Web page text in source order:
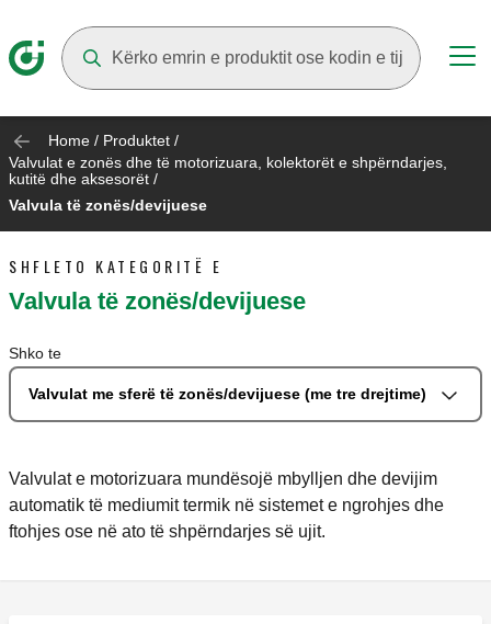
Home / Produktet /
Valvulat e zonës dhe të motorizuara, kolektorët e shpërndarjes,
kutitë dhe aksesorët /
Valvula të zonës/devijuese
SHFLETO KATEGORITË E
Valvula të zonës/devijuese
Shko te
Valvulat me sferë të zonës/devijuese (me tre drejtime)
Valvulat e motorizuara mundësojë mbylljen dhe devijim
automatik të mediumit termik në sistemet e ngrohjes dhe
ftohjes ose në ato të shpërndarjes së ujit.